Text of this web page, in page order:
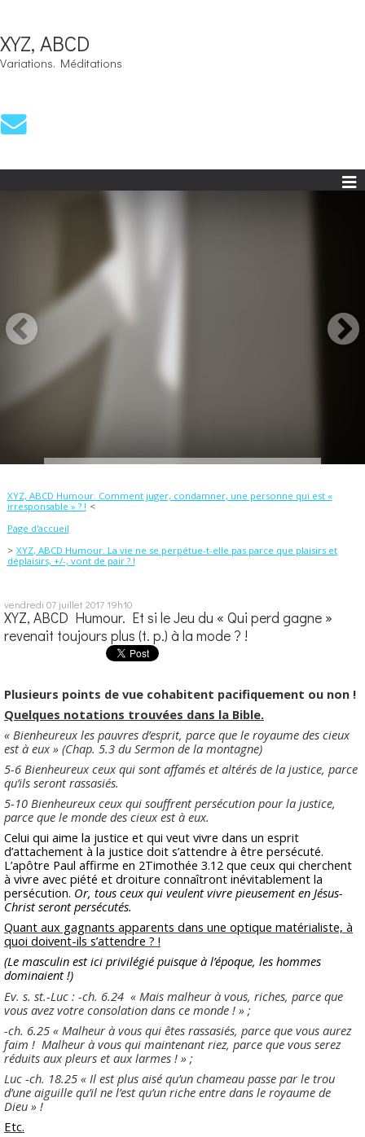
XYZ, ABCD
Variations. Méditations
XYZ, ABCD Humour. Comment juger, condamner, une personne qui est «
irresponsable » ? !
Page d'accueil
XYZ, ABCD Humour. La vie ne se perpétue-t-elle pas parce que plaisirs et
déplaisirs, +/-, vont de pair ? !
vendredi 07 juillet 201719h10
XYZ, ABCD Humour. Et si le Jeu du « Qui perd gagne »
revenait toujours plus (t. p.) à la mode ? !
Plusieurs points de vue cohabitent pacifiquement ou non !
Quelques notations trouvées dans la Bible.
« Bienheureux les pauvres d’esprit, parce que le royaume des cieux
est à eux » (Chap. 5.3 du Sermon de la montagne)
5-6 Bienheureux ceux qui sont affamés et altérés de la justice, parce
qu’ils seront rassasiés.
5-10 Bienheureux ceux qui souffrent persécution pour la justice,
parce que le monde des cieux est à eux.
Celui qui aime la justice et qui veut vivre dans un esprit
d’attachement à la justice doit s’attendre à être persécuté.
L’apôtre Paul affirme en 2Timothée 3.12 que ceux qui cherchent
à vivre avec piété et droiture connaîtront inévitablement la
persécution. Or, tous ceux qui veulent vivre pieusement en Jésus-
Christ seront persécutés.
Quant aux gagnants apparents dans une optique matérialiste, à
quoi doivent-ils s’attendre ? !
(Le masculin est ici privilégié puisque à l’époque, les hommes
dominaient !)
Ev. s. st.-Luc : -ch. 6.24 « Mais malheur à vous, riches, parce que
vous avez votre consolation dans ce monde ! » ;
-ch. 6.25 « Malheur à vous qui êtes rassasiés, parce que vous aurez
faim ! Malheur à vous qui maintenant riez, parce que vous serez
réduits aux pleurs et aux larmes ! » ;
Luc -ch. 18.25 « Il est plus aisé qu’un chameau passe par le trou
d’une aiguille qu’il ne l’est qu’un riche entre dans le royaume de
Dieu » !
Etc.